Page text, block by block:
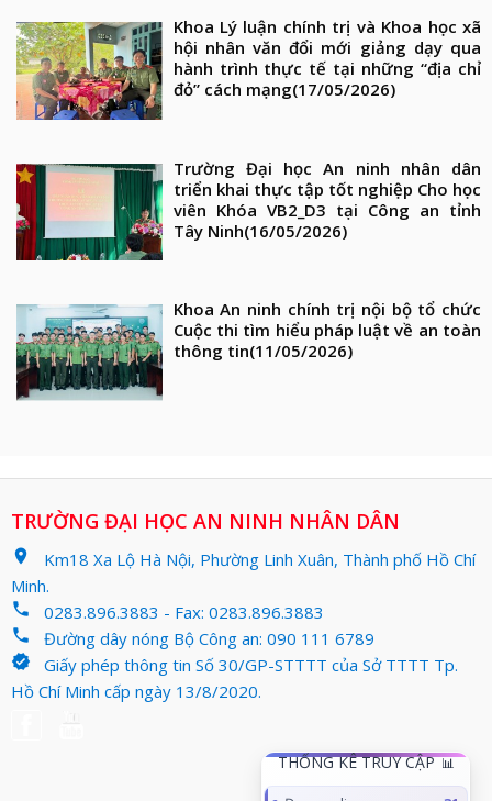
Khoa Lý luận chính trị và Khoa học xã
hội nhân văn đổi mới giảng dạy qua
hành trình thực tế tại những “địa chỉ
đỏ” cách mạng(17/05/2026)
Trường Đại học An ninh nhân dân
triển khai thực tập tốt nghiệp Cho học
viên Khóa VB2_D3 tại Công an tỉnh
Tây Ninh(16/05/2026)
Khoa An ninh chính trị nội bộ tổ chức
Cuộc thi tìm hiểu pháp luật về an toàn
thông tin(11/05/2026)
TRƯỜNG ĐẠI HỌC AN NINH NHÂN DÂN
location_on
Km18 Xa Lộ Hà Nội, Phường Linh Xuân, Thành phố Hồ Chí
Minh.
phone 0283.896.3883 - Fax: 0283.896.3883
phone Đường dây nóng Bộ Công an: 090 111 6789
verified
Giấy phép thông tin Số 30/GP-STTTT của Sở TTTT Tp.
Hồ Chí Minh cấp ngày 13/8/2020.
THỐNG KÊ TRUY CẬP